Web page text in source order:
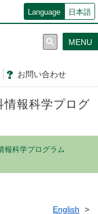
Language 日本語
お問い合わせ
MENU
情報科学プログ
報科学プログラム
English